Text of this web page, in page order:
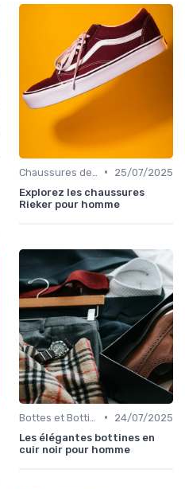
•
25/07/2025
Explorez les chaussures
Rieker pour homme
•
24/07/2025
Les élégantes bottines en
cuir noir pour homme